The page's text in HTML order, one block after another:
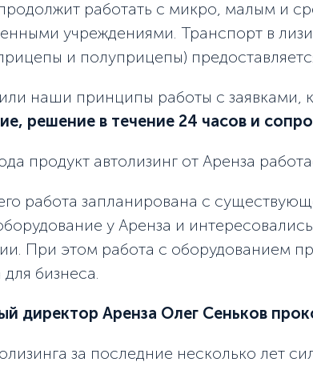
работать с микро, малым и
учреждениями. Транспорт в
и полуприцепы)
наши принципы работы с заявками,
решение в течение 24 часов и
продукт автолизинг от Аренза
работа запланирована с
у Аренза и
При этом работа с оборудованием
бизнеса.
директор Аренза Олег Сеньков
за последние несколько лет